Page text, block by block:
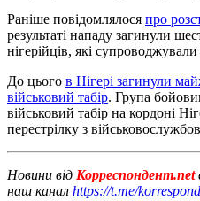
Раніше повідомлялося про
результаті нападу загинули
нігерійців, які
До цього в Нігері загинули
військовий табір. Група
військовий табір на кордоні
перестрілку з
Новини від Корреспондент.net
наш канал https://t.me/